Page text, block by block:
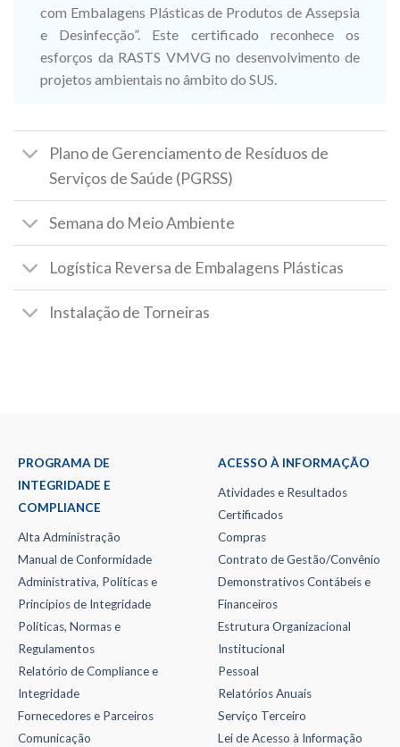
com Embalagens Plásticas de Produtos de Assepsia
e Desinfecção”. Este certificado reconhece os
esforços da RASTS VMVG no desenvolvimento de
projetos ambientais no âmbito do SUS.
Plano de Gerenciamento de Resíduos de
Serviços de Saúde (PGRSS)
Semana do Meio Ambiente
Logística Reversa de Embalagens Plásticas
Instalação de Torneiras
PROGRAMA DE
INTEGRIDADE E
COMPLIANCE
Alta Administração
Manual de Conformidade
Administrativa, Políticas e
Princípios de Integridade
Políticas, Normas e
Regulamentos
Relatório de Compliance e
Integridade
Fornecedores e Parceiros
Comunicação
ACESSO À INFORMAÇÃO
Atividades e Resultados
Certificados
Compras
Contrato de Gestão/Convênio
Demonstrativos Contábeis e
Financeiros
Estrutura Organizacional
Institucional
Pessoal
Relatórios Anuais
Serviço Terceiro
Lei de Acesso à Informação